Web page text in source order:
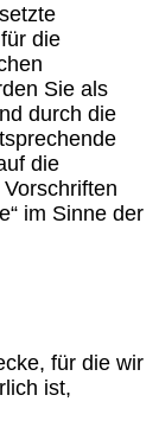
die
Sie als
durch die
die
im Sinne der
für die wir
ist,